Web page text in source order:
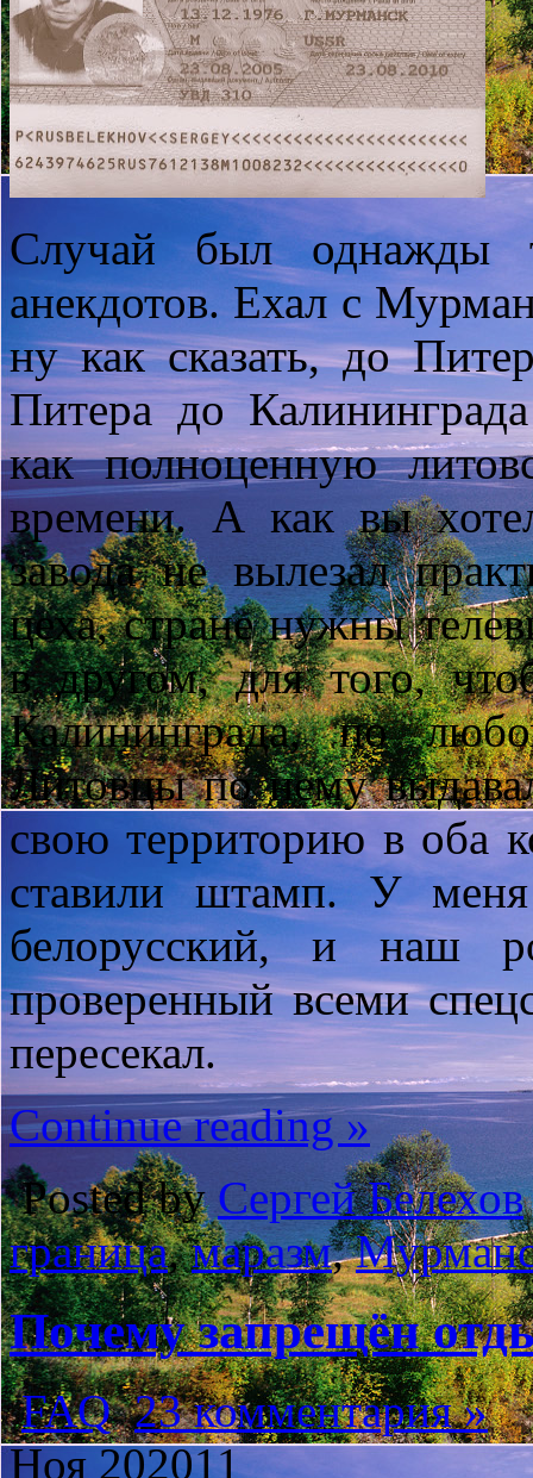
Случай был однажды
анекдотов. Ехал с
ну как сказать, до
Питера до
как полноценную
времени. А как вы
завода не вылезал
цеха, стране нужны
в другом, для того,
Калининграда, по
Литовцы по нему
свою территорию в оба
ставили штамп. У
белорусский, и наш
проверенный всеми
пересекал.
Continue reading »
Posted byСергей Белехов
граница,маразм,
Почему запрещён
FAQ 23 комментария »
Ноя 202011